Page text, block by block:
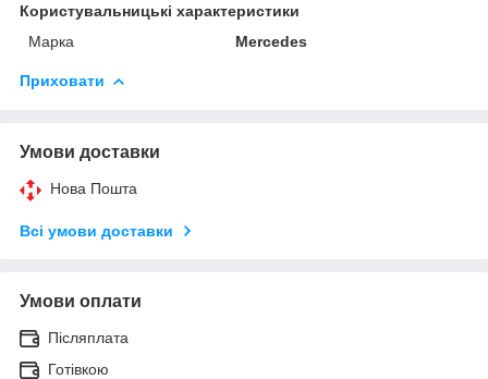
Користувальницькі характеристики
Марка
Mercedes
Приховати
Умови доставки
Нова Пошта
Всі умови доставки
Умови оплати
Післяплата
Готівкою